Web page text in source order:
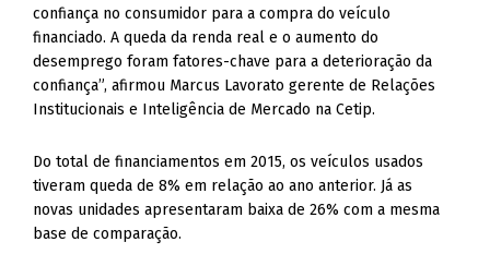
confiança no consumidor para a compra do veículo
financiado. A queda da renda real e o aumento do
desemprego foram fatores-chave para a deterioração da
confiança”, afirmou Marcus Lavorato gerente de Relações
Institucionais e Inteligência de Mercado na Cetip.
Do total de financiamentos em 2015, os veículos usados
tiveram queda de 8% em relação ao ano anterior. Já as
novas unidades apresentaram baixa de 26% com a mesma
base de comparação.